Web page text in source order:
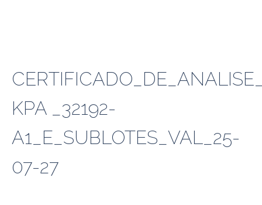
KPA _32192-
A1_E_SUBLOTES_VAL_25-
07-27